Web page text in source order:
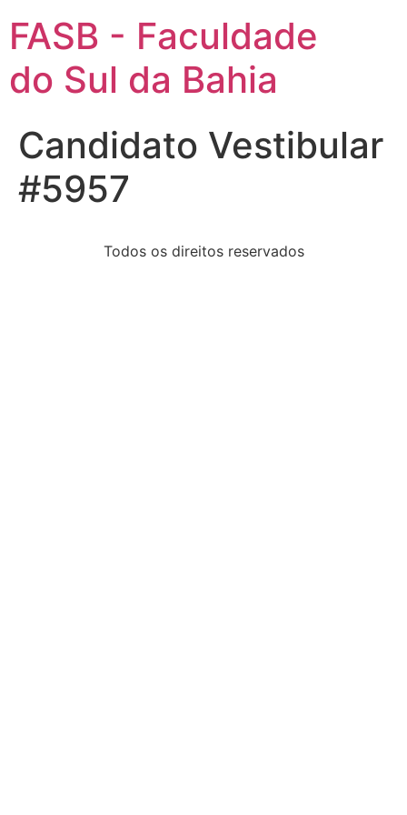
FASB - Faculdade
do Sul da Bahia
Candidato Vestibular
#5957
Todos os direitos reservados